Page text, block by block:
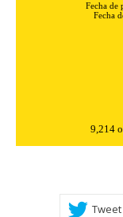
Fecha
9,214
Tweet